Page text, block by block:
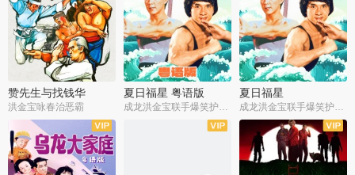
赞先生与找钱华
洪金宝咏春治恶霸
夏日福星 粤语版
成龙洪金宝联手爆笑护美女
夏日福星
成龙洪金宝联手爆笑护美女